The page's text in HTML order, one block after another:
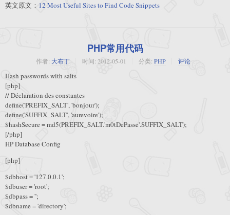
英文原文： 12 Most Useful Sites to Find Code Snippets
PHP常用代码
作者: 大布丁 时间: 2012-05-01 分类: PHP 评论
Hash passwords with salts
[php]
// Déclaration des constantes
define('PREFIX_SALT', 'bonjour');
define('SUFFIX_SALT', 'aurevoire');
$hashSecure = md5(PREFIX_SALT.'m0tDePasse'.SUFFIX_SALT);
[/php]
HP Database Config
[php]
$dbhost = '127.0.0.1';
$dbuser = 'root';
$dbpass = '';
$dbname = 'directory';